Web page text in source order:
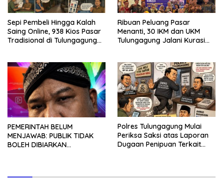
Sepi Pembeli Hingga Kalah
Saing Online, 938 Kios Pasar
Tradisional di Tulungagung
Ribuan Peluang Pasar
Menanti, 30 IKM dan UKM
Tulungagung Jalani Kurasi
PEMERINTAH BELUM
MENJAWAB: PUBLIK TIDAK
BOLEH DIBIARKAN
Polres Tulungagung Mulai
Periksa Saksi atas Laporan
Dugaan Penipuan Terkait